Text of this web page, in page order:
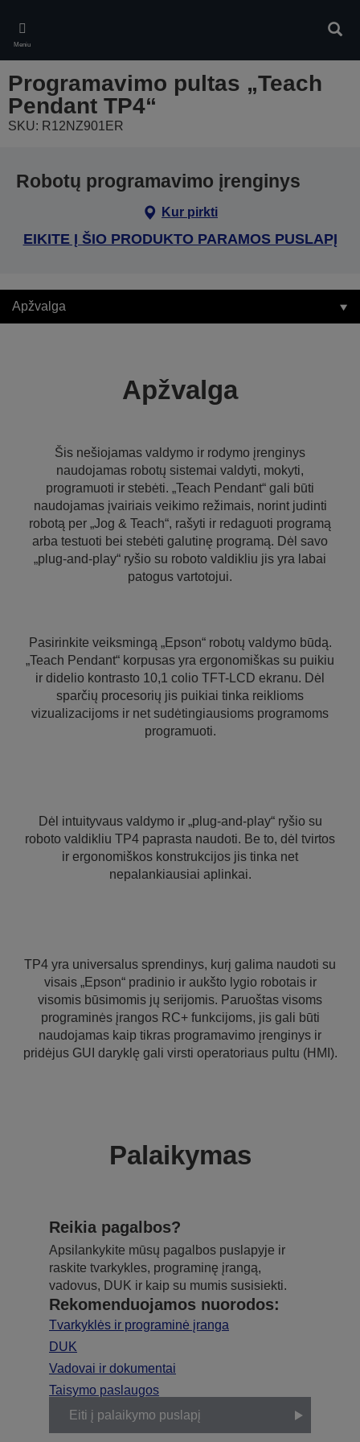
main
content
Meniu
Programavimo pultas „Teach
Pendant TP4“
SKU: R12NZ901ER
Robotų programavimo įrenginys
Kur pirkti
EIKITE Į ŠIO PRODUKTO PARAMOS PUSLAPĮ
Apžvalga
Apžvalga
Šis nešiojamas valdymo ir rodymo įrenginys
naudojamas robotų sistemai valdyti, mokyti,
programuoti ir stebėti. „Teach Pendant“ gali būti
naudojamas įvairiais veikimo režimais, norint judinti
robotą per „Jog & Teach“, rašyti ir redaguoti programą
arba testuoti bei stebėti galutinę programą. Dėl savo
„plug-and-play“ ryšio su roboto valdikliu jis yra labai
patogus vartotojui.
Pasirinkite veiksmingą „Epson“ robotų valdymo būdą.
„Teach Pendant“ korpusas yra ergonomiškas su puikiu
ir didelio kontrasto 10,1 colio TFT-LCD ekranu. Dėl
sparčių procesorių jis puikiai tinka reiklioms
vizualizacijoms ir net sudėtingiausioms programoms
programuoti.
Dėl intuityvaus valdymo ir „plug-and-play“ ryšio su
roboto valdikliu TP4 paprasta naudoti. Be to, dėl tvirtos
ir ergonomiškos konstrukcijos jis tinka net
nepalankiausiai aplinkai.
TP4 yra universalus sprendinys, kurį galima naudoti su
visais „Epson“ pradinio ir aukšto lygio robotais ir
visomis būsimomis jų serijomis. Paruoštas visoms
programinės įrangos RC+ funkcijoms, jis gali būti
naudojamas kaip tikras programavimo įrenginys ir
pridėjus GUI daryklę gali virsti operatoriaus pultu (HMI).
Palaikymas
Reikia pagalbos?
Apsilankykite mūsų pagalbos puslapyje ir
raskite tvarkykles, programinę įrangą,
vadovus, DUK ir kaip su mumis susisiekti.
Rekomenduojamos nuorodos:
Tvarkyklės ir programinė įranga
DUK
Vadovai ir dokumentai
Taisymo paslaugos
Eiti į palaikymo puslapį